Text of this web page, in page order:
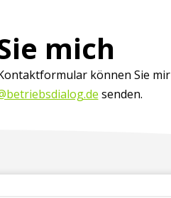
mich
können Sie mir
senden.